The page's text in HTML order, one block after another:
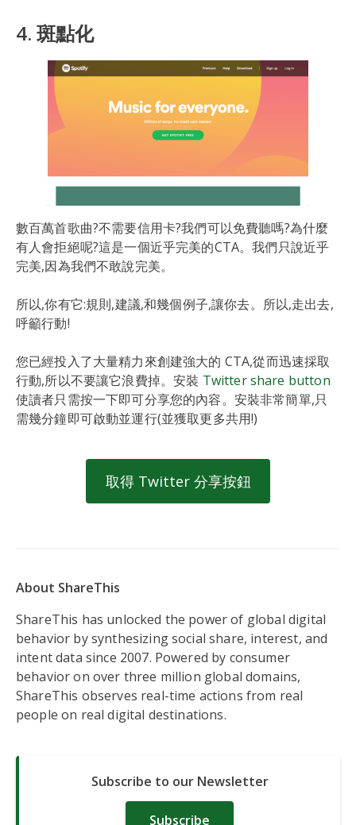
4. 斑點化
數百萬首歌曲?不需要信用卡?我們可以免費聽嗎?為什麼
有人會拒絕呢?這是一個近乎完美的CTA。我們只說近乎
完美,因為我們不敢說完美。
所以,你有它:規則,建議,和幾個例子,讓你去。所以,走出去,
呼籲行動!
您已經投入了大量精力來創建強大的 CTA,從而迅速採取
行動,所以不要讓它浪費掉。安裝 Twitter share button
使讀者只需按一下即可分享您的內容。安裝非常簡單,只
需幾分鐘即可啟動並運行(並獲取更多共用!)
取得 Twitter 分享按鈕
About ShareThis
ShareThis has unlocked the power of global digital
behavior by synthesizing social share, interest, and
intent data since 2007. Powered by consumer
behavior on over three million global domains,
ShareThis observes real-time actions from real
people on real digital destinations.
Subscribe to our Newsletter
Subscribe